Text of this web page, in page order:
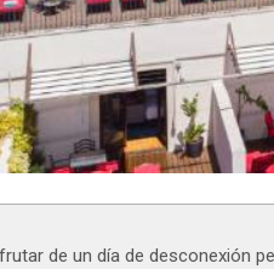
de un día de desconexión